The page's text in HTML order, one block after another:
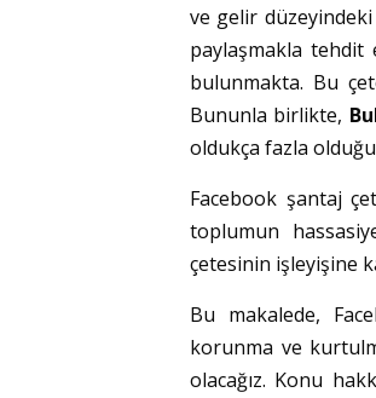
ve gelir
paylaşmakla
bulunmakta. Bu
Bununla birlikte,
oldukça fazla
Facebook şantaj
toplumun
çetesinin işleyişine
Bu makalede,
korunma ve
olacağız. Konu